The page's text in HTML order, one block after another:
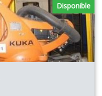
Disponible